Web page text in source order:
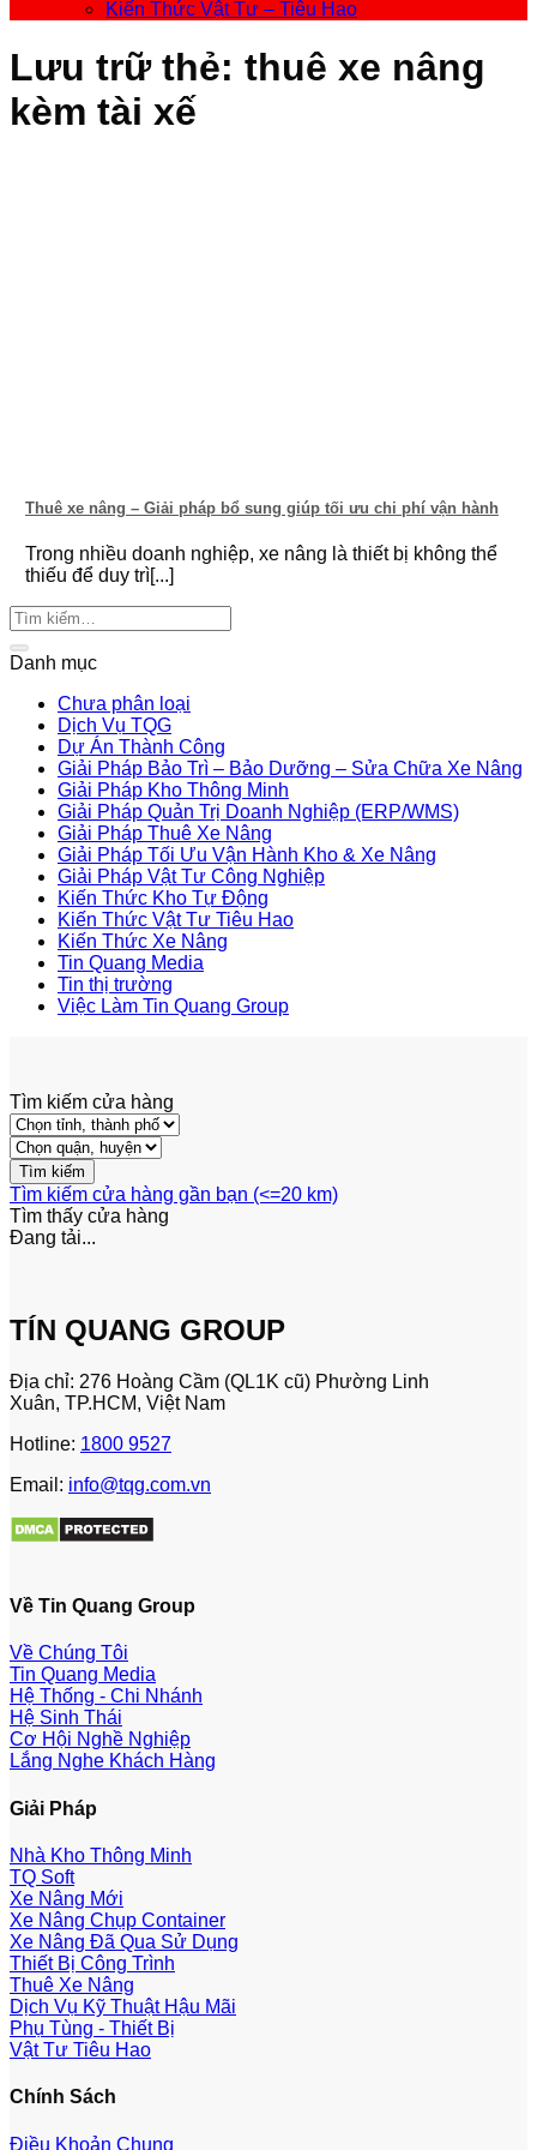
Kiến Thức Vật Tư – Tiêu Hao
Lưu trữ thẻ: thuê xe nâng
kèm tài xế
Thuê xe nâng – Giải pháp bổ sung giúp tối ưu chi phí vận hành
Trong nhiều doanh nghiệp, xe nâng là thiết bị không thể
thiếu để duy trì[...]
Danh mục
Chưa phân loại
Dịch Vụ TQG
Dự Án Thành Công
Giải Pháp Bảo Trì – Bảo Dưỡng – Sửa Chữa Xe Nâng
Giải Pháp Kho Thông Minh
Giải Pháp Quản Trị Doanh Nghiệp (ERP/WMS)
Giải Pháp Thuê Xe Nâng
Giải Pháp Tối Ưu Vận Hành Kho & Xe Nâng
Giải Pháp Vật Tư Công Nghiệp
Kiến Thức Kho Tự Động
Kiến Thức Vật Tư Tiêu Hao
Kiến Thức Xe Nâng
Tin Quang Media
Tin thị trường
Việc Làm Tin Quang Group
Tìm kiếm cửa hàng
Tìm kiếm cửa hàng gần bạn (<=20 km)
Tìm thấy cửa hàng
Đang tải...
TÍN QUANG GROUP
Địa chỉ: 276 Hoàng Cầm (QL1K cũ) Phường Linh
Xuân, TP.HCM, Việt Nam
Hotline: 1800 9527
Email: info@tqg.com.vn
Về Tin Quang Group
Về Chúng Tôi
Tin Quang Media
Hệ Thống - Chi Nhánh
Hệ Sinh Thái
Cơ Hội Nghề Nghiệp
Lắng Nghe Khách Hàng
Giải Pháp
Nhà Kho Thông Minh
TQ Soft
Xe Nâng Mới
Xe Nâng Chụp Container
Xe Nâng Đã Qua Sử Dụng
Thiết Bị Công Trình
Thuê Xe Nâng
Dịch Vụ Kỹ Thuật Hậu Mãi
Phụ Tùng - Thiết Bị
Vật Tư Tiêu Hao
Chính Sách
Điều Khoản Chung